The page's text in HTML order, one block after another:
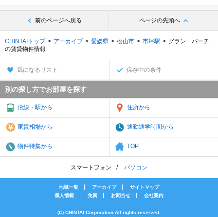
前のページへ戻る ページの先頭へ
CHINTAIトップ アーカイブ 愛媛県 松山市 市坪駅
グラン パーチ
の賃貸物件情報
気になるリスト 保存中の条件
別の探し方でお部屋を探す
沿線・駅から 住所から
家賃相場から 通勤通学時間から
物件特集から TOP
スマートフォン パソコン
地域一覧 アーカイブ
サイトマップ
個人情報
免責 お問合せ 会社案内
(C) CHINTAI Corporation All rights reserved.